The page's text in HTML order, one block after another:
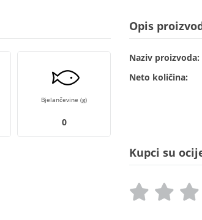
Bjelančevine (g)
0
Opis
Naziv proizvoda:
Neto količina:
Kupci su